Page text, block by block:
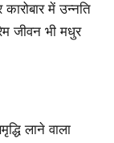
में उन्नति
जीवन भी मधुर
लाने वाला